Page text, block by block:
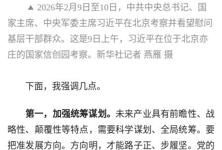
2026年2月9日至10日，中共中央总书记、国
家主席、中央军委主席习近平在北京考察并看望慰问
基层干部群众。这是9日上午，习近平在位于北京亦
庄的国家信创园考察。新华社记者 燕雁 摄
下面，我强调几点。
第一，加强统筹谋划。 未来产业具有前瞻性、战
略性、颠覆性等特点，需要科学谋划、全局统筹。要
把准发展方向。方向明，才能路子正、步履坚。党的